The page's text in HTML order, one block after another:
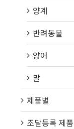
양계
반려동물
양어
말
제품별
조달등록 제품